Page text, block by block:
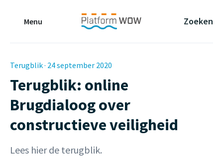
Menu
Zoeken
Terugblik · 24 september 2020
Terugblik: online
Brugdialoog over
constructieve veiligheid
Lees hier de terugblik.